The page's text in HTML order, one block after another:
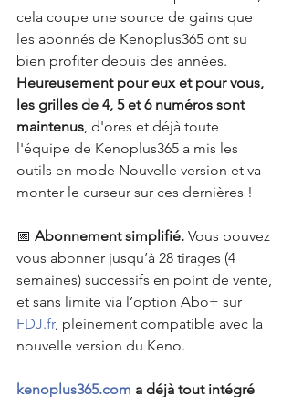
cela coupe une source de gains que
les abonnés de Kenoplus365 ont su
bien profiter depuis des années.
Heureusement pour eux et pour vous,
les grilles de 4, 5 et 6 numéros sont
maintenus , d'ores et déjà toute
l'équipe de Kenoplus365 a mis les
outils en mode Nouvelle version et va
monter le curseur sur ces dernières !
📅 Abonnement simplifié. Vous pouvez
vous abonner jusqu’à 28 tirages (4
semaines) successifs en point de vente,
et sans limite via l’option Abo+ sur
FDJ.fr, pleinement compatible avec la
nouvelle version du Keno.
kenoplus365.com a déjà tout intégré